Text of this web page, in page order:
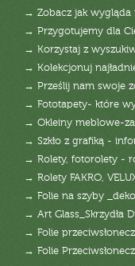
→ Zobacz jak
→ Przygotujemy dla
→ Korzystaj z
→ Kolekcjonuj
→ Prześlij nam swoje
→ Fototapety- które
→ Okleiny meblowe-
→ Szkło z grafiką -
→ Rolety, fotorolety -
→ Rolety FAKRO,
→ Folie na szyby
→ Art Glass_Skrzydła
→ Folie
→ Folie